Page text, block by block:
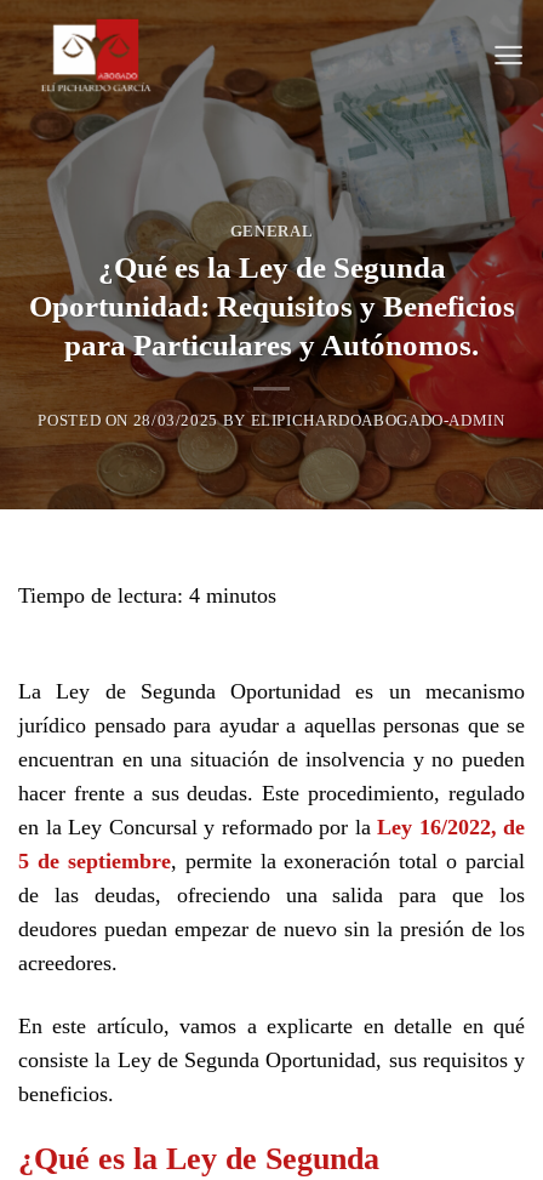
Saltar
contenido
GENERAL
¿Qué es la Ley de Segunda
Oportunidad: Requisitos y Beneficios
para Particulares y Autónomos.
POSTED ON 28/03/2025 BY ELIPICHARDOABOGADO-ADMIN
Tiempo de lectura: 4 minutos
La Ley de Segunda Oportunidad es un mecanismo
jurídico pensado para ayudar a aquellas personas que se
encuentran en una situación de insolvencia y no pueden
hacer frente a sus deudas. Este procedimiento, regulado
en la Ley Concursal y reformado por la Ley 16/2022, de
5 de septiembre, permite la exoneración total o parcial
de las deudas, ofreciendo una salida para que los
deudores puedan empezar de nuevo sin la presión de los
acreedores.
En este artículo, vamos a explicarte en detalle en qué
consiste la Ley de Segunda Oportunidad, sus requisitos y
beneficios.
¿Qué es la Ley de Segunda